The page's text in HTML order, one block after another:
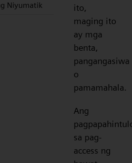
Niyumatik
ito,
maging ito
ay mga
benta,
pangangasiwa
o
pamamahala.
Ang
sa pag-
access ng